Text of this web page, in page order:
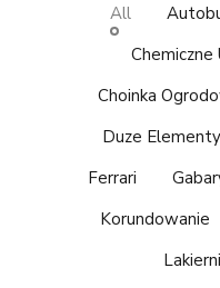
All
Chemiczne
Choinka
Duze Elementy
Ferrari
Korundowanie